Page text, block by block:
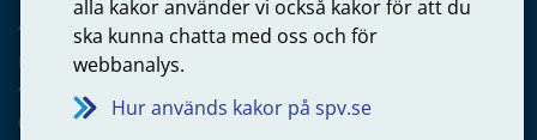
alla kakor använder vi också kakor för att du
ska kunna chatta med oss och för
webbanalys.
Hur används kakor på spv.se
Arbetsgivare
Frågor om administration av tjänstepension från statlig
anställning
060-18 75 03